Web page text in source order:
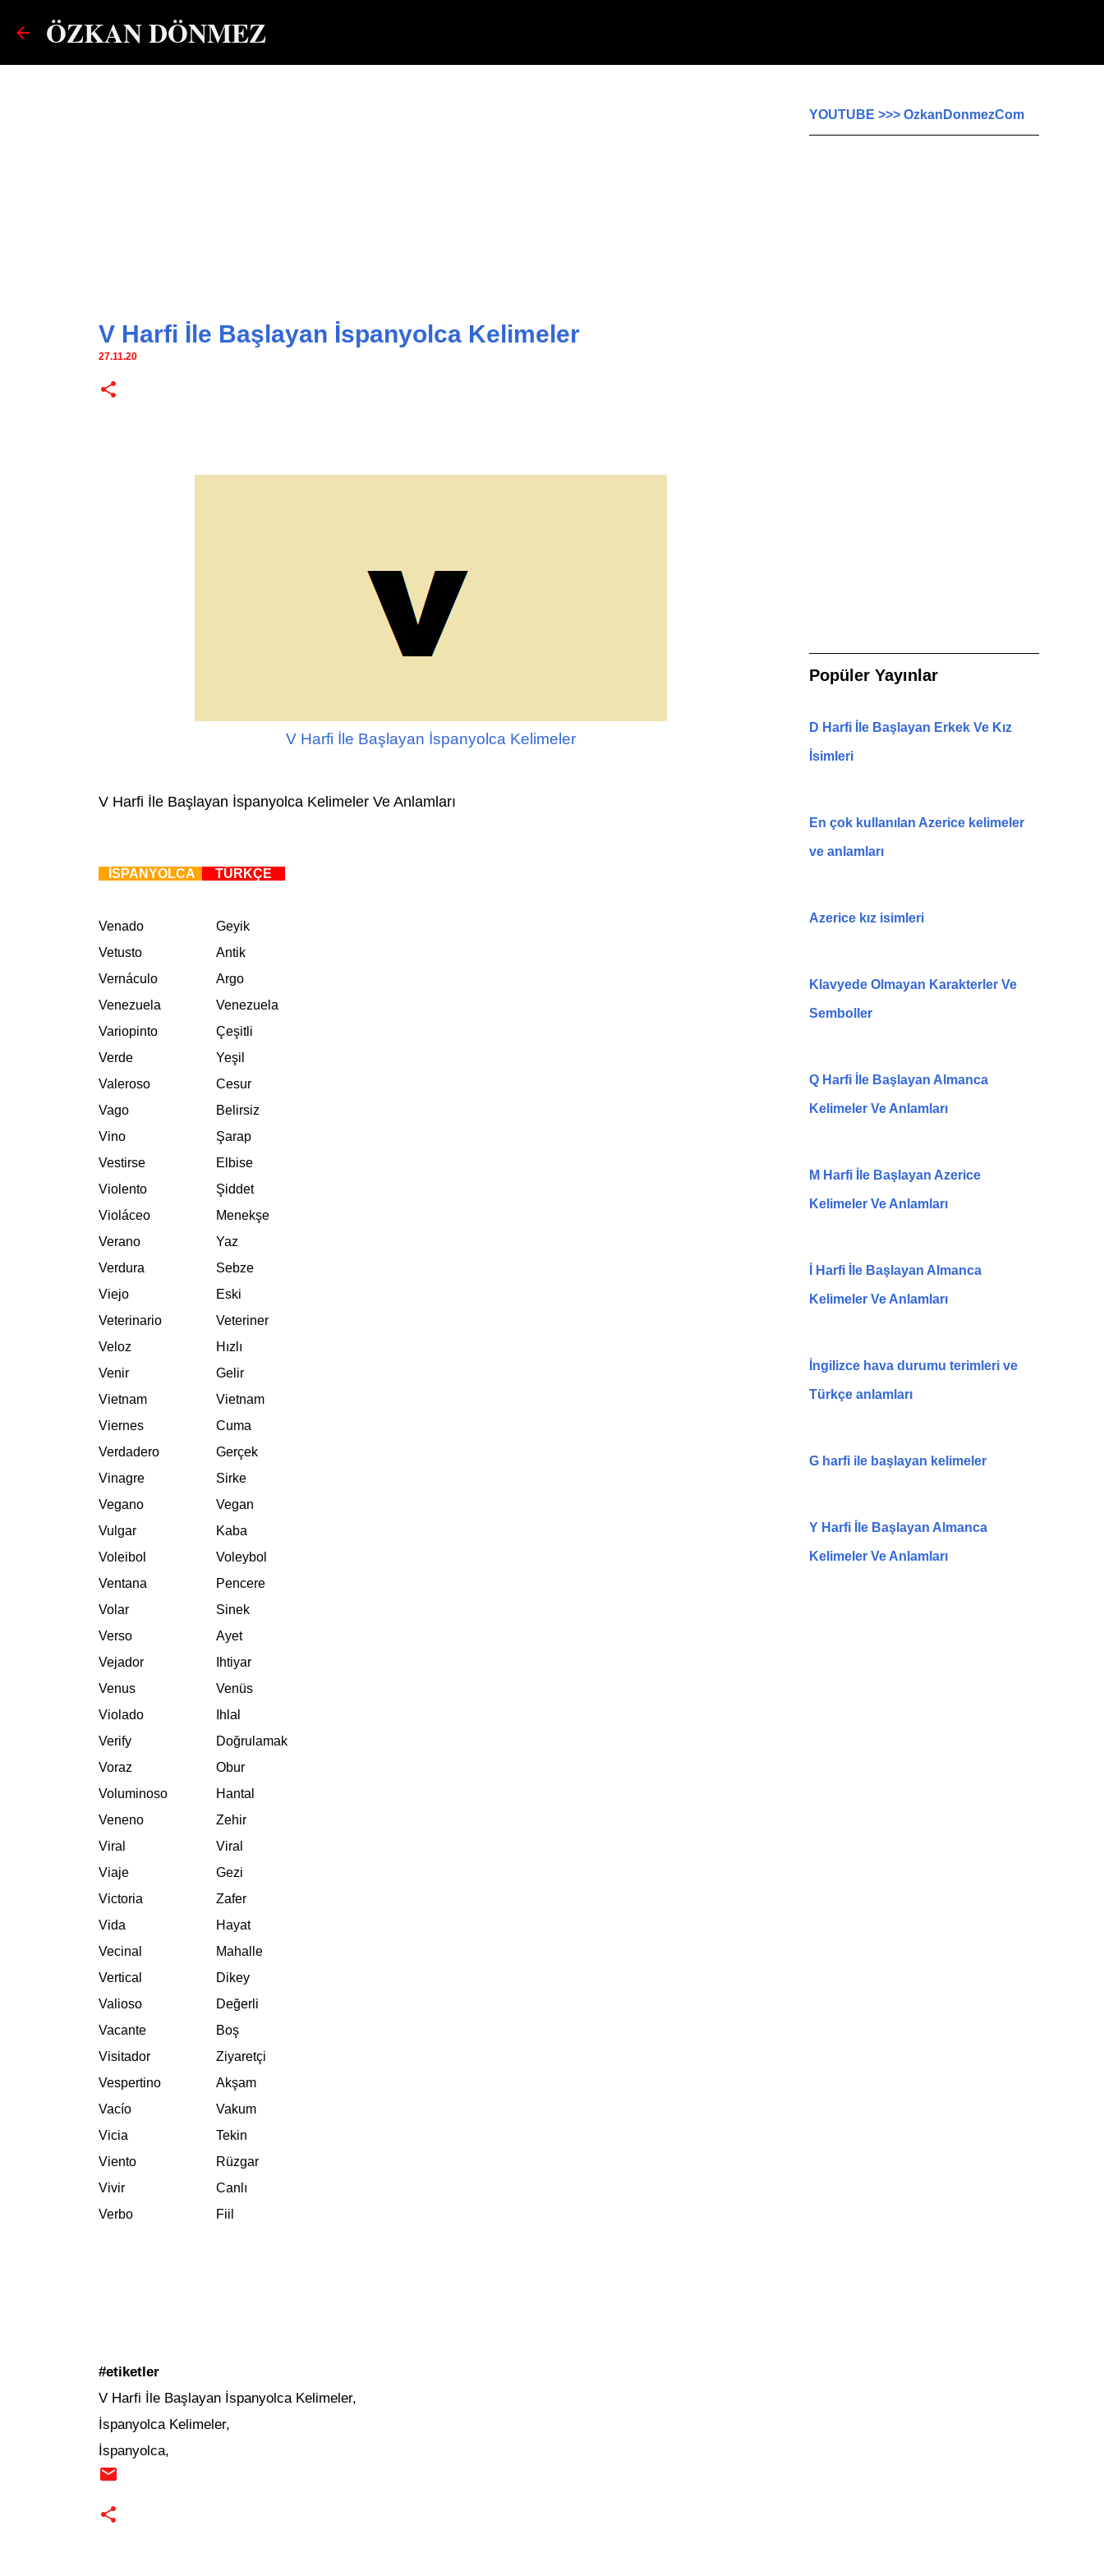
ÖZKAN DÖNMEZ
V Harfi İle Başlayan İspanyolca Kelimeler
27.11.20
V Harfi İle Başlayan İspanyolca Kelimeler
V Harfi İle Başlayan İspanyolca Kelimeler Ve Anlamları
İSPANYOLCA TÜRKÇE
Venado
Vetusto
Vernáculo
Venezuela
Variopinto
Verde
Valeroso
Vago
Vino
Vestirse
Violento
Violáceo
Verano
Verdura
Viejo
Veterinario
Veloz
Venir
Vietnam
Viernes
Verdadero
Vinagre
Vegano
Vulgar
Voleibol
Ventana
Volar
Verso
Vejador
Venus
Violado
Verify
Voraz
Voluminoso
Veneno
Viral
Viaje
Victoria
Vida
Vecinal
Vertical
Valioso
Vacante
Visitador
Vespertino
Vacío
Vicia
Viento
Vivir
Verbo
Geyik
Antik
Argo
Venezuela
Çeşitli
Yeşil
Cesur
Belirsiz
Şarap
Elbise
Şiddet
Menekşe
Yaz
Sebze
Eski
Veteriner
Hızlı
Gelir
Vietnam
Cuma
Gerçek
Sirke
Vegan
Kaba
Voleybol
Pencere
Sinek
Ayet
Ihtiyar
Venüs
Ihlal
Doğrulamak
Obur
Hantal
Zehir
Viral
Gezi
Zafer
Hayat
Mahalle
Dikey
Değerli
Boş
Ziyaretçi
Akşam
Vakum
Tekin
Rüzgar
Canlı
Fiil
#etiketler
V Harfi İle Başlayan İspanyolca Kelimeler,
İspanyolca Kelimeler,
İspanyolca,
YOUTUBE >>> OzkanDonmezCom
Popüler Yayınlar
D Harfi İle Başlayan Erkek Ve Kız
İsimleri
En çok kullanılan Azerice kelimeler
ve anlamları
Azerice kız isimleri
Klavyede Olmayan Karakterler Ve
Semboller
Q Harfi İle Başlayan Almanca
Kelimeler Ve Anlamları
M Harfi İle Başlayan Azerice
Kelimeler Ve Anlamları
İ Harfi İle Başlayan Almanca
Kelimeler Ve Anlamları
İngilizce hava durumu terimleri ve
Türkçe anlamları
G harfi ile başlayan kelimeler
Y Harfi İle Başlayan Almanca
Kelimeler Ve Anlamları